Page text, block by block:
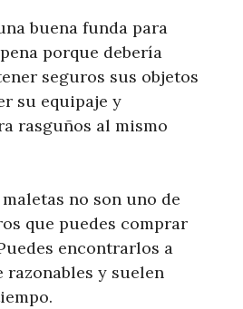
buena funda para
porque debería
seguros sus objetos
su equipaje y
rasguños al mismo
no son uno de
que puedes comprar
encontrarlos a
razonables y suelen